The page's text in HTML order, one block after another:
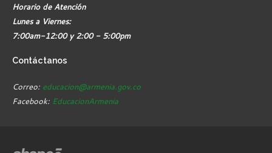
Horario de Atención
Lunes a Viernes:
7:00am-12:00 y 2:00 - 5:00pm
Contáctanos
Correo: educacion@armenia.gov.co
Facebook: EducacionArmenia